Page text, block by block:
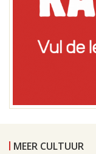
MEER CULTUUR